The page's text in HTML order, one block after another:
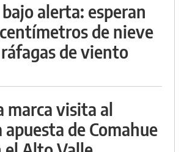
alerta: esperan
de nieve
de viento
marca visita al
de Comahue